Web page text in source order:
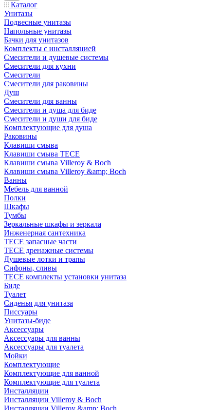
Каталог
Унитазы
Подвесные унитазы
Напольные унитазы
Бачки для унитазов
Комплекты с инсталляцией
Смесители и душевые системы
Смесители для кухни
Смесители
Смесители для раковины
Душ
Смесители для ванны
Смесители и душа для биде
Смесители и души для биде
Комплектующие для душа
Раковины
Клавиши смыва
Клавиши смыва TECE
Клавиши смыва Villeroy & Boch
Клавиши смыва Villeroy &amp; Boch
Ванны
Мебель для ванной
Полки
Шкафы
Тумбы
Зеркальные шкафы и зеркала
Инженерная сантехника
TECE запасные части
TECE дренажные системы
Душевые лотки и трапы
Сифоны, сливы
TECE комплекты установки унитаза
Биде
Туалет
Сиденья для унитаза
Писсуары
Унитазы-биде
Аксессуары
Аксессуары для ванны
Аксессуары для туалета
Мойки
Комплектующие
Комплектующие для ванной
Комплектующие для туалета
Инсталляции
Инсталляции Villeroy & Boch
Инсталляции Villeroy &amp; Boch